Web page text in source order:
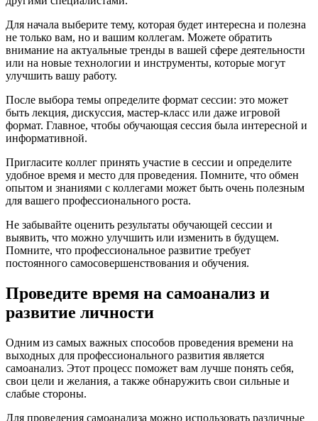
Для начала выберите тему, которая будет интересна и полезна
не только вам, но и вашим коллегам. Можете обратить
внимание на актуальные тренды в вашей сфере деятельности
или на новые технологии и инструменты, которые могут
улучшить вашу работу.
После выбора темы определите формат сессии: это может
быть лекция, дискуссия, мастер-класс или даже игровой
формат. Главное, чтобы обучающая сессия была интересной и
информативной.
Пригласите коллег принять участие в сессии и определите
удобное время и место для проведения. Помните, что обмен
опытом и знаниями с коллегами может быть очень полезным
для вашего профессионального роста.
Не забывайте оценить результаты обучающей сессии и
выявить, что можно улучшить или изменить в будущем.
Помните, что профессиональное развитие требует
постоянного самосовершенствования и обучения.
Проведите время на самоанализ и
развитие личности
Одним из самых важных способов проведения времени на
выходных для профессионального развития является
самоанализ. Этот процесс поможет вам лучше понять себя,
свои цели и желания, а также обнаружить свои сильные и
слабые стороны.
Для проведения самоанализа можно использовать различные